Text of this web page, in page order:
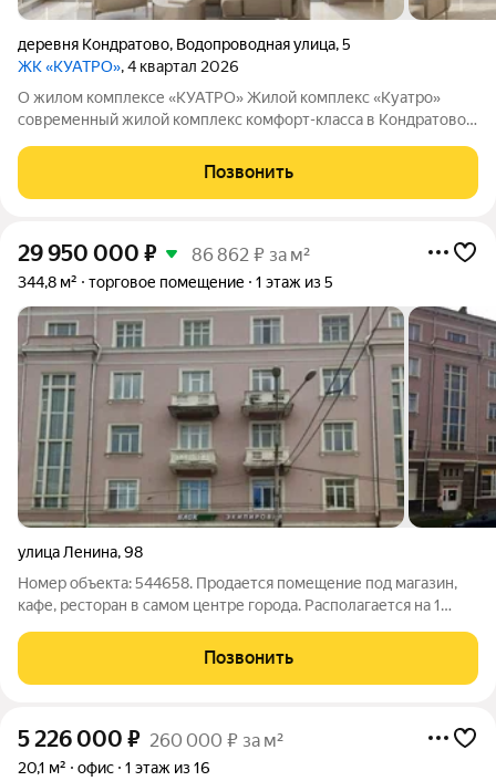
деревня Кондратово, Водопроводная улица,5
ЖК «КУАТРО», 4 квартал 2026
О жилом комплексе «КУАТРО» Жилой комплекс «Куатро»
современный жилой комплекс комфорт-класса в Кондратово,
Шесть секций объединены общей архитектурой, закрытым
двор-садом на стилобате и
Позвонить
29 950 000 ₽ 86 862 ₽ за м²
344,8 м² торговое помещение 1 этаж из 5
улица Ленина,98
Номер объекта: 544658. Продается помещение под магазин,
кафе, ресторан в самом центре города. Располагается на 1
344 кв.м. Удобный вход. Помещение с арендатором.
Арендатором является
Позвонить
5 226 000 ₽ 260 000 ₽ за м²
20,1 м² офис 1 этаж из 16